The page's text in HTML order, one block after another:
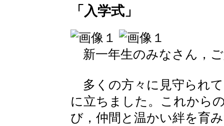
「入学式」
新一年生のみなさん，
多くの方々に見守られ
に立ちました。これから
び，仲間と温かい絆を育